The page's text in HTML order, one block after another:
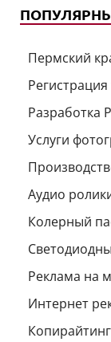
Пермский
Разработка
Услуги
Аудио
Колерный
Реклама на
Интернет